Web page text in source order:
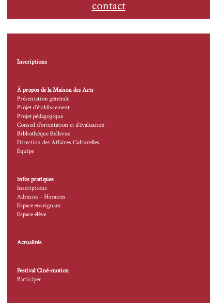
contact
Inscriptions
À propos de la Maison des Arts
Présentation générale
Projet d’établissement
Projet pédagogique
Conseil d’orientation et d’évaluation
Bibliothèque Bellevue
Direction des Affaires Culturelles
Équipe
Infos pratiques
Inscriptions
Adresses - Horaires
Espace enseignant
Espace élève
Actualités
Festival Ciné-motion
Participer